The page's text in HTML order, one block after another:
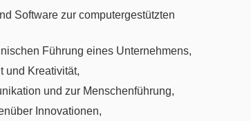
Software zur computergestützten
Führung eines Unternehmens,
und Kreativität,
und zur Menschenführung,
Innovationen,